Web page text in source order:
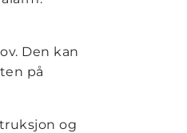
Den kan
på
og